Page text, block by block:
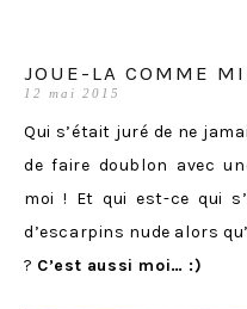
JOUE-LA COMME
12 mai 2015
Qui s’était juré de ne
de faire doublon avec
moi ! Et qui est-ce qui
d’escarpins nude alors
? C’est aussi moi… :)